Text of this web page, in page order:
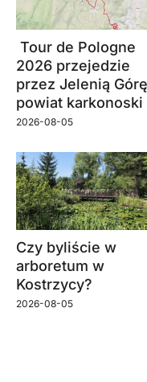
Tour de Pologne
2026 przejedzie
przez Jelenią
powiat karkonoski
2026-08-05
Czy byliście w
arboretum w
Kostrzycy?
2026-08-05